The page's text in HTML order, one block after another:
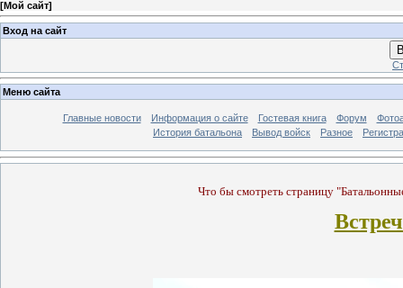
[Мой сайт]
Вход на сайт
Меню сайта
Главные новости Информация о сайте Гостевая книга Форум
История батальона
Вывод войск Разное
Что бы смотреть страницу